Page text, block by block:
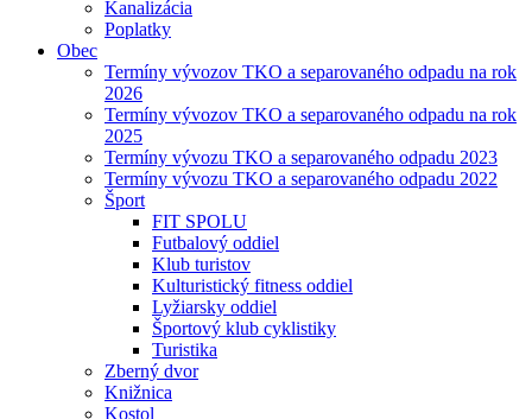
Kanalizácia
Poplatky
Obec
Termíny vývozov TKO a separovaného odpadu na rok
2026
Termíny vývozov TKO a separovaného odpadu na rok
2025
Termíny vývozu TKO a separovaného odpadu 2023
Termíny vývozu TKO a separovaného odpadu 2022
Šport
FIT SPOLU
Futbalový oddiel
Klub turistov
Kulturistický fitness oddiel
Lyžiarsky oddiel
Športový klub cyklistiky
Turistika
Zberný dvor
Knižnica
Kostol